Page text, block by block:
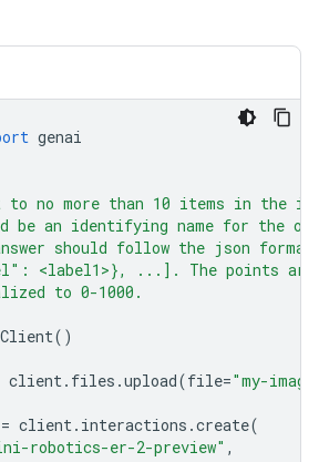
genai
to no more than 10 items in the
be an identifying name for the
should follow the json
<label1>}, ...]. The points
to 0-1000.
Client()
client. files .upload(file="my-
= client. interactions .create(
robotics-er-2-preview" ,